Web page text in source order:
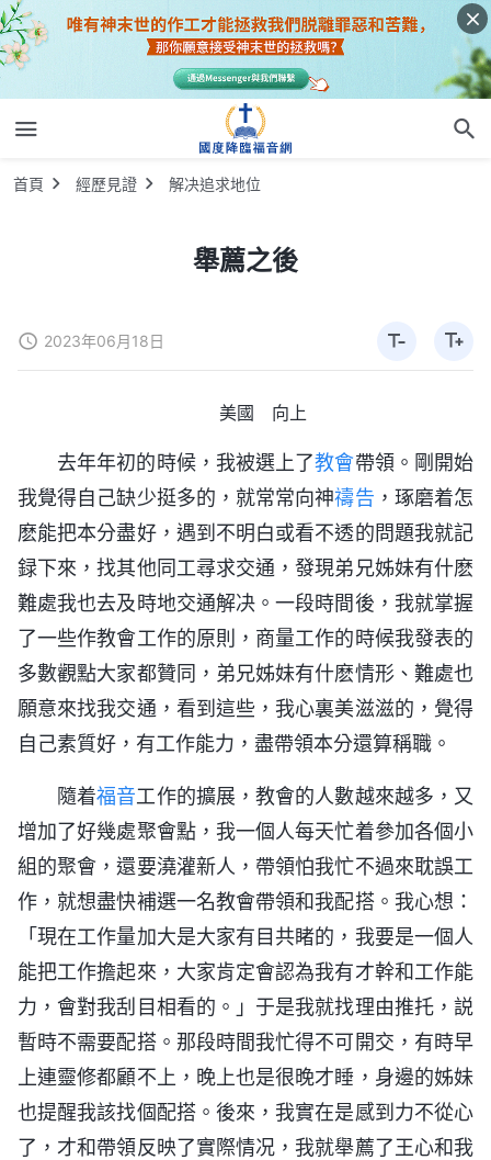
首頁 經歷見證 解决追求地位
舉薦之後
2023年06月18日
美國 向上
去年年初的時候，我被選上了教會帶領。剛開始
我覺得自己缺少挺多的，就常常向神禱告 ，琢磨着怎
麽能把本分盡好，遇到不明白或看不透的問題我就記
録下來，找其他同工尋求交通，發現弟兄姊妹有什麽
難處我也去及時地交通解决。一段時間後，我就掌握
了一些作教會工作的原則，商量工作的時候我發表的
多數觀點大家都贊同，弟兄姊妹有什麽情形、難處也
願意來找我交通，看到這些，我心裏美滋滋的，覺得
自己素質好，有工作能力，盡帶領本分還算稱職。
隨着福音工作的擴展，教會的人數越來越多，又
增加了好幾處聚會點，我一個人每天忙着參加各個小
組的聚會，還要澆灌新人，帶領怕我忙不過來耽誤工
作，就想盡快補選一名教會帶領和我配搭。我心想：
「現在工作量加大是大家有目共睹的，我要是一個人
能把工作擔起來，大家肯定會認為我有才幹和工作能
力，會對我刮目相看的。」于是我就找理由推托，説
暫時不需要配搭。那段時間我忙得不可開交，有時早
上連靈修都顧不上，晚上也是很晚才睡，身邊的姊妹
也提醒我該找個配搭。後來，我實在是感到力不從心
了，才和帶領反映了實際情况，我就舉薦了王心和我